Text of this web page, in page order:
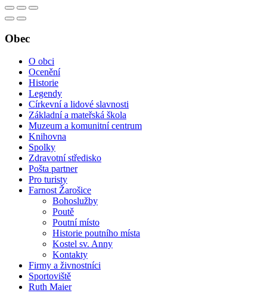
Obec
O obci
Ocenění
Historie
Legendy
Církevní a lidové slavnosti
Základní a mateřská škola
Muzeum a komunitní centrum
Knihovna
Spolky
Zdravotní středisko
Pošta partner
Pro turisty
Farnost Žarošice
Bohoslužby
Poutě
Poutní místo
Historie poutního místa
Kostel sv. Anny
Kontakty
Firmy a živnostníci
Sportoviště
Ruth Maier